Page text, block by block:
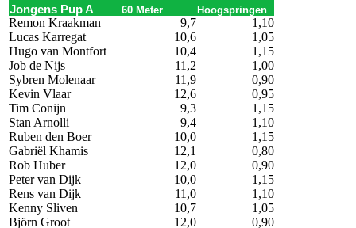
Jongens Pup A 60 Meter Hoogspringen
Remon Kraakman 9,7
1,10
Lucas Karregat
10,6
1,05
Hugo van Montfort
10,4
1,15
Job de Nijs
11,2
1,00
Sybren Molenaar
11,9
0,90
Kevin Vlaar
12,6
0,95
Tim Conijn
9,3
1,15
Stan Arnolli
9,4
1,10
Ruben den Boer
10,0
1,15
Gabriël Khamis
12,1
0,80
Rob Huber
12,0
0,90
Peter van Dijk
10,0
1,15
Rens van Dijk
11,0
1,10
Kenny Sliven
10,7
1,05
Björn Groot
12,0
0,90